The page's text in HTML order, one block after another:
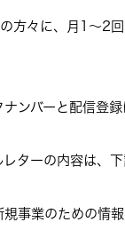
方々に、月1～2
ンバーと配信登録
ターの内容は、下
規事業のための